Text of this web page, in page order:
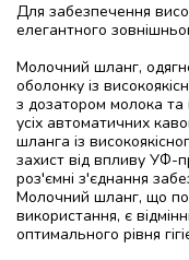
Для забезпечення
елегантного
Молочний шланг,
оболонку із
з дозатором молока
усіх автоматичних
шланга із
захист від впливу УФ-
роз'ємні з'єднання
Молочний шланг, що
використання, є
оптимального рівня